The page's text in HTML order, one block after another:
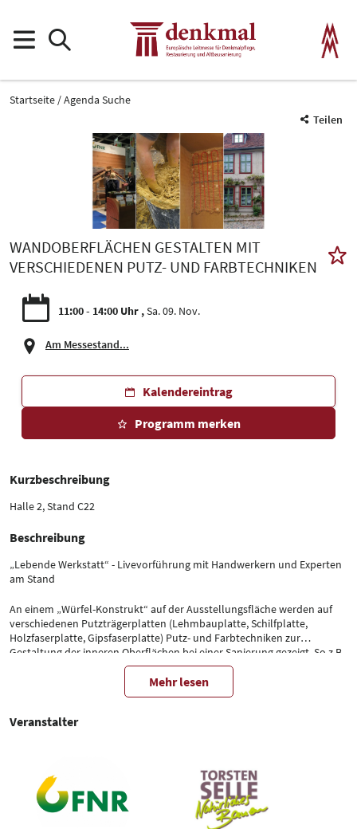
Startseite
Agenda Suche
Teilen
WANDOBERFLÄCHEN GESTALTEN MIT
VERSCHIEDENEN PUTZ- UND FARBTECHNIKEN
11:00 - 14:00 Uhr Sa. 09. Nov.
Am Messestand...
Kalendereintrag
Programm merken
Kurzbeschreibung
Halle 2, Stand C22
Beschreibung
„Lebende Werkstatt“ - Livevorführung mit Handwerkern und Experten
am Stand
An einem „Würfel-Konstrukt“ auf der Ausstellungsfläche werden auf
verschiedenen Putzträgerplatten (Lehmbauplatte, Schilfplatte,
Holzfaserplatte, Gipsfaserplatte) Putz- und Farbtechniken zur
Gestaltung der inneren Oberflächen bei einer Sanierung gezeigt. So z.B.
farbiger Lehmputz, Lehm-Feinputz und Tadelakt.
Mehr lesen
Veranstalter